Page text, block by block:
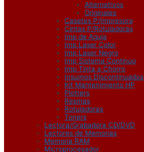
Alternativos
Originales
Casetes P/Impresora
Cintas P/Rotuladoras
Imp de Aguja
Imp Laser Color
Imp Laser Negro
Imp Sistema Continuo
Imp Tinta a Chorro
Insumos Discontinuados
Kit Mantenimiento HP
Plotters
Resmas
Rotuladoras
Toners
Lectora/Grabadora CD/DVD
Lectores de Memorias
Memoria RAM
Microprocesador